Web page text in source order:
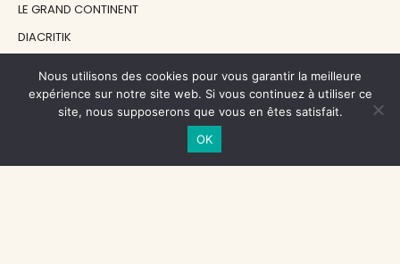
LE GRAND CONTINENT
DIACRITIK
NOS SOUTIENS
CENTRE NATIONAL DU LIVRE
Nous utilisons des cookies pour vous garantir la meilleure
expérience sur notre site web. Si vous continuez à utiliser ce
site, nous supposerons que vous en êtes satisfait.
OK